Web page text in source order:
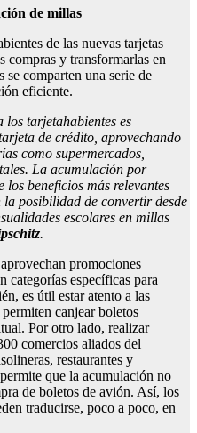
de millas
de las nuevas tarjetas
compras y transformarlas en
comparten una serie de
eficiente.
tarjetahabientes es
de crédito, aprovechando
como supermercados,
La acumulación por
los beneficios más relevantes
posibilidad de convertir desde
escolares en millas
.
promociones
categorías específicas para
es útil estar atento a las
canjear boletos
Por otro lado, realizar
comercios aliados del
restaurantes y
que la acumulación no
de boletos de avión. Así, los
traducirse, poco a poco, en